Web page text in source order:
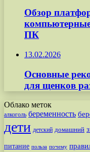
Обзор
ПК
13.02.2026
Основные
для щенков
Облако меток
алкоголь беременность
дети детский домашний
питание польза почему